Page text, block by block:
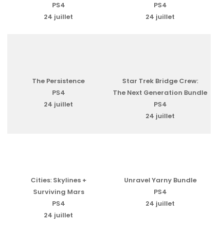
PS4
24 juillet
PS4
24 juillet
The Persistence
PS4
24 juillet
Star Trek Bridge Crew:
The Next Generation Bundle
PS4
24 juillet
Cities: Skylines +
Surviving Mars
PS4
24 juillet
Unravel Yarny Bundle
PS4
24 juillet